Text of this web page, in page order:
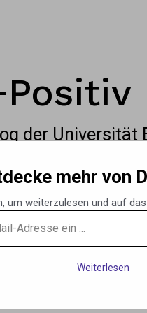
der Universität
Musik
mehr von
um weiterzulesen und auf
Weiterlesen